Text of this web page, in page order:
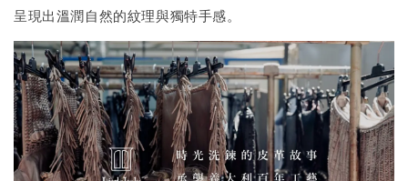
呈現出溫潤自然的紋理與獨特手感。